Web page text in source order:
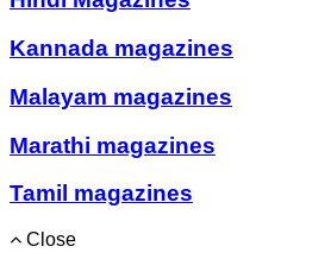
Kannada magazines
Malayam magazines
Marathi magazines
Tamil magazines
Close